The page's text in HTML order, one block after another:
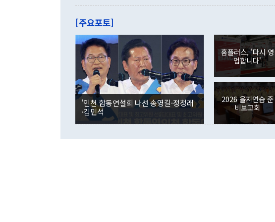
관은 업무보고 사후 브리핑
이 9월 러시아 블라디보스토
며 "정부 차원에서 (참석을)
은 "그것은 외교부의 몫"이
잘랐다. 정 장관이 이날 소개
않았다는 점에서 문제가 있
사합의 복원, 4자회담 추진
권이라는 지적이 나오고 있
뒤 "여기 업무보고에 발표했
부의 한 소식통은 "정 장관의
를 거쳐 결정된 사안이 아
련 부처 장관이 정부의 공식
하고 대통령의 면전에서 '국
는 배당수입이 늘어난 데다
였던 올해 3월(369억9000
인의 해외투자가 80억1000
각각 증가했다. 증권투자에
국인의 국내 주식 투자는 차
감소하며 전월(-310억5000
경신했다. 외국인의 국내 채
분기 말 만기도래 영향으로
다. 내국인의 해외 증권투자
다. eoyn2@newspim.com
[주요포토]
'인천 합동연설회 나선 송영길·정청래
·김민석
홈플러스, '다시 영
업합니다'
2026 을지연습 준
비보고회